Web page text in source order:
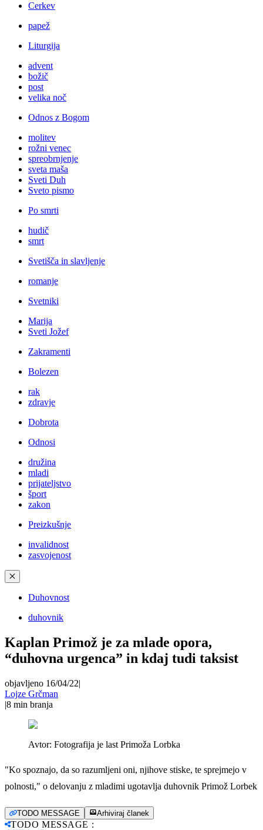
Cerkev
papež
Liturgija
advent
božič
post
velika noč
Odnos z Bogom
molitev
rožni venec
spreobrnjenje
sveta maša
Sveti Duh
Sveto pismo
Po smrti
hudič
smrt
Svetišča in slavljenje
romanje
Svetniki
Marija
Sveti Jožef
Zakramenti
Bolezen
rak
zdravje
Dobrota
Odnosi
družina
mladi
prijateljstvo
šport
zakon
Preizkušnje
invalidnost
zasvojenost
✕
Duhovnost
duhovnik
Kaplan Primož je za mlade opora,
“duhovna urgenca” in kdaj tudi taksist
objavljeno 16/04/22|
Lojze Grčman
|8 min branja
Avtor: Fotografija je last Primoža Lorbka
"Ko spoznajo, da so razumljeni oni, njihove stiske, te sprejmejo v
polnosti," o delovanju z mladimi ugotavlja duhovnik Primož Lorbek
TODO MESSAGE Arhiviraj članek
TODO MESSAGE :